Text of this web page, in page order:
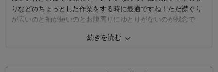
3.0
デザイン
3.0
お気に入りポイント： 色、生地
りなどのちょっとした作業をする時に最適ですね！ただ襟ぐり
が広いのと袖が短いのとお腹周りにゆとりがないのが残念で
なので、普段LのところLLを購入し、前の中央をΩ型に縫い付け
続きを読む